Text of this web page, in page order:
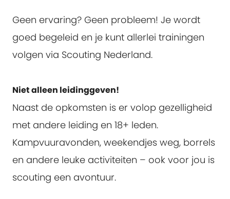
Geen ervaring? Geen probleem! Je wordt
goed begeleid en je kunt allerlei trainingen
volgen via Scouting Nederland.
Niet alleen leidinggeven!
Naast de opkomsten is er volop gezelligheid
met andere leiding en 18+ leden.
Kampvuuravonden, weekendjes weg, borrels
en andere leuke activiteiten – ook voor jou is
scouting een avontuur.